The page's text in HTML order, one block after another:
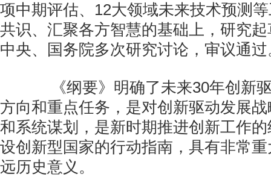
项中期评估、12大领域未来技术预测
共识、汇聚各方智慧的基础上，研究
中央、国务院多次研究讨论，审议通过
《纲要》明确了未来30年创新驱
方向和重点任务，是对创新驱动发展
和系统谋划，是新时期推进创新工作
设创新型国家的行动指南，具有非常
远历史意义。